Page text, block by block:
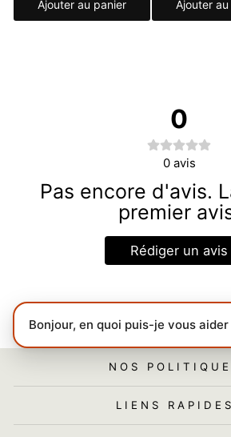
Ajouter au panier Ajouter
0
0 avis
Pas encore d'avis.
premier
Rédiger un avis
NOS
LIENS RAPIDES
Bonjour, en quoi puis-je vous